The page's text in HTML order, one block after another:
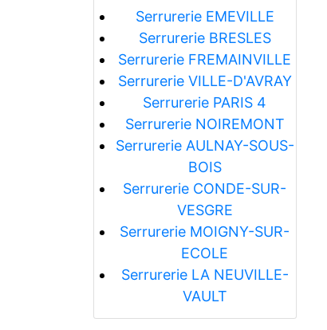
Serrurerie EMEVILLE
Serrurerie BRESLES
Serrurerie FREMAINVILLE
Serrurerie VILLE-D'AVRAY
Serrurerie PARIS 4
Serrurerie NOIREMONT
Serrurerie AULNAY-SOUS-
BOIS
Serrurerie CONDE-SUR-
VESGRE
Serrurerie MOIGNY-SUR-
ECOLE
Serrurerie LA NEUVILLE-
VAULT